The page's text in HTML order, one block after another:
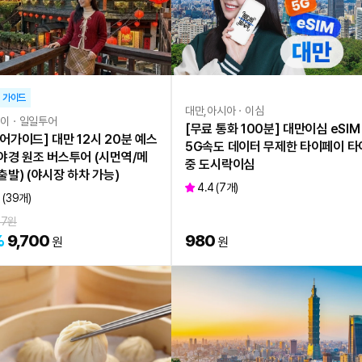
가이드
ㆍ일일투어
가이드] 대만 12시 20분 예스
경 원조 버스투어 (시먼역/메
발) (야시장 하차 가능)
(39개)
원
9,700원
대만,아시아ㆍ이심
[무료 통화 100분] 대만이심 eSIM
5G속도 데이터 무제한 타이페이 타
중 도시락이심
4.4(7개)
980원